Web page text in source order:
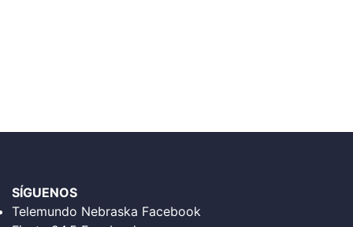
SÍGUENOS
Telemundo Nebraska Facebook